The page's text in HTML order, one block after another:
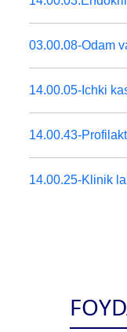
03.00.08-Odam
14.00.05-Ichki
14.00.43-
14.00.25-Klinik